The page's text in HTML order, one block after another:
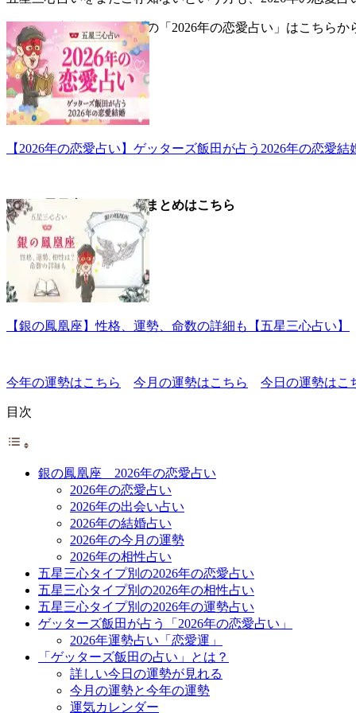
▼五星三心占い全タイプの「2026年の恋愛占い」はこちらか
【2026年の恋愛占い】ゲッターズ飯田が占う2026年の恋愛結
▼銀の鳳凰座についてのまとめはこちら
【銀の鳳凰座】性格、運勢、命数の詳細も【五星三心占い】
今年の運勢はこちら 今月の運勢はこちら 今日の運勢はこ
目次
銀の鳳凰座 2026年の恋愛占い
2026年の恋愛占い
2026年の出会い占い
2026年の結婚占い
2026年の今月の運勢
2026年の相性占い
五星三心タイプ別の2026年の恋愛占い
五星三心タイプ別の2026年の相性占い
五星三心タイプ別の2026年の運勢占い
ゲッターズ飯田が占う「2026年の恋愛占い」
2026年運勢占い「恋愛運」
「ゲッターズ飯田の占い」とは？
詳しい今日の運勢が見れる
今月の運勢と今年の運勢
運気カレンダー